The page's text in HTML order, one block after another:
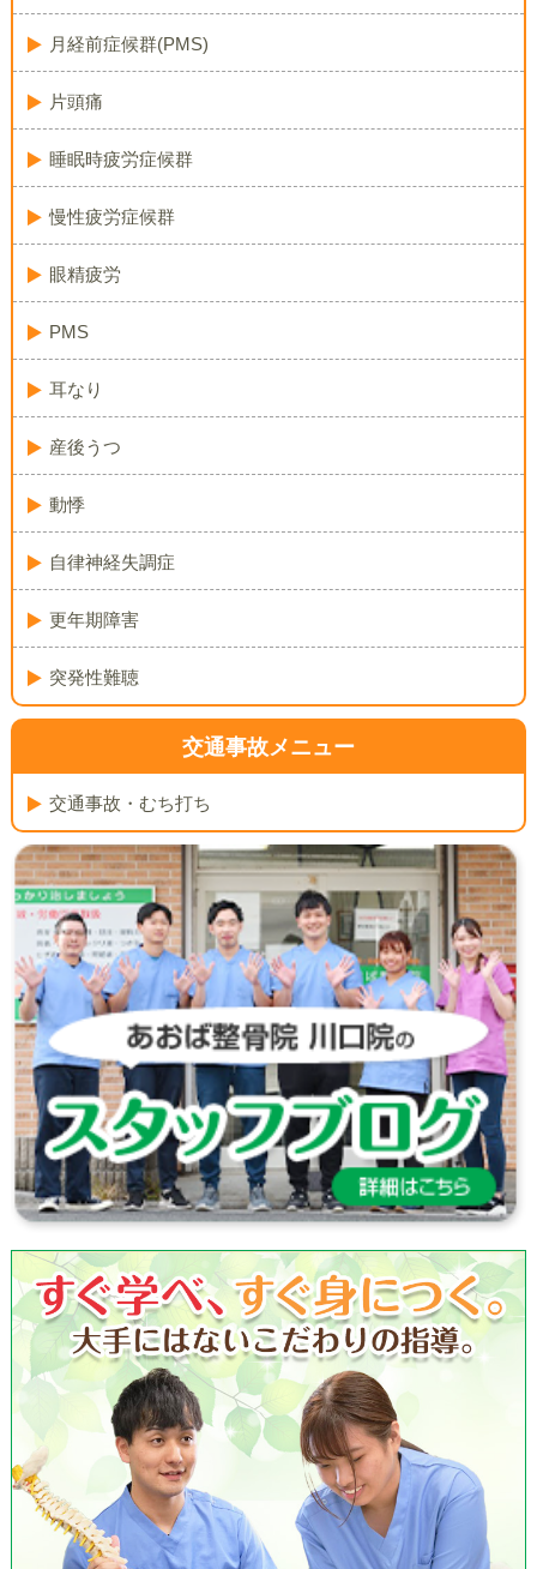
月経前症候群(PMS)
片頭痛
睡眠時疲労症候群
慢性疲労症候群
眼精疲労
PMS
耳なり
産後うつ
動悸
自律神経失調症
更年期障害
突発性難聴
交通事故メニュー
交通事故・むち打ち